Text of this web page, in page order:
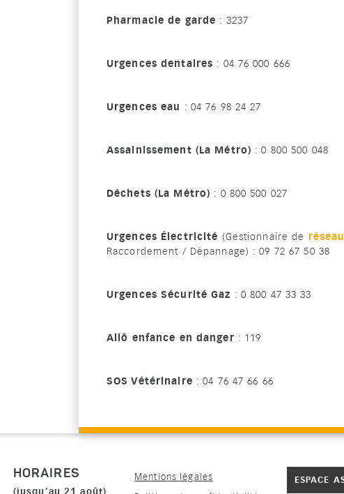
Pharmacie de garde : 3237
Urgences dentaires : 04 76 000 666
Urgences eau : 04 76 98 24 27
Assainissement (La Métro) : 0 800 500 048
Déchets (La Métro) : 0 800 500 027
Urgences Électricité (Gestionnaire de
Raccordement / Dépannage) : 09 72 67 50 38
Urgences Sécurité Gaz : 0 800 47 33 33
Allô enfance en danger : 119
SOS Vétérinaire : 04 76 47 66 66
HORAIRES
(jusqu’au 21 août)
Mentions légales
ESPACE